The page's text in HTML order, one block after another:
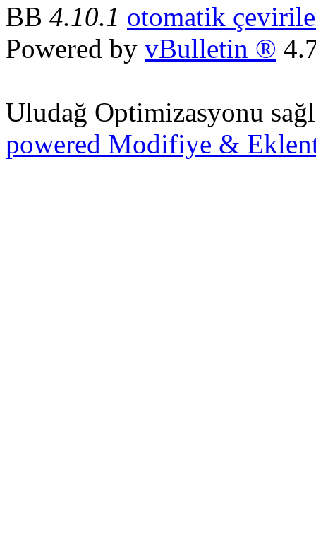
BB 4.10.1 otomatik
Powered by vBulletin ®
Uludağ Optimizasyonu
powered Modifiye &